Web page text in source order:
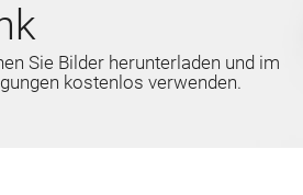
Sie Bilder herunterladen und im
kostenlos verwenden.